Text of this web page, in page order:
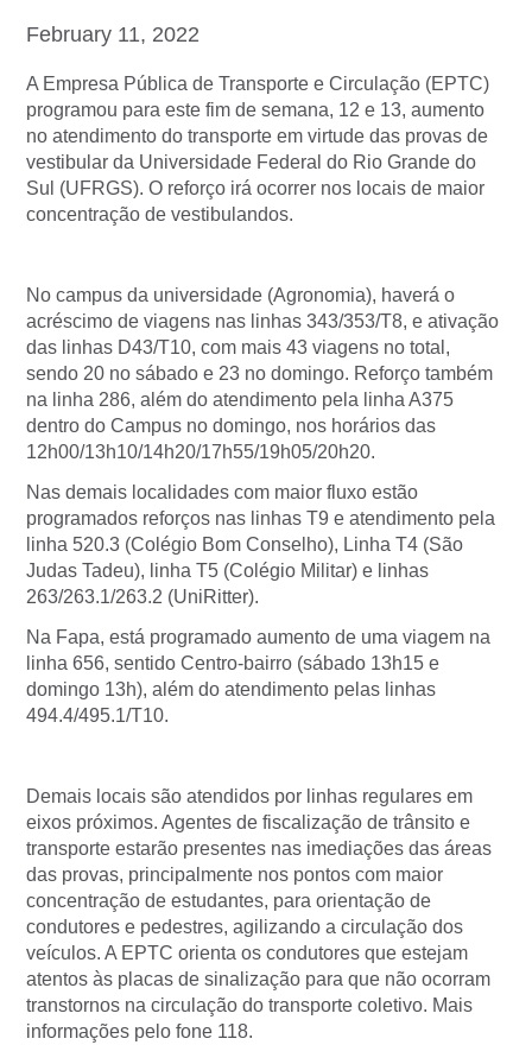
February 11, 2022
A Empresa Pública de Transporte e Circulação (EPTC)
programou para este fim de semana, 12 e 13, aumento
no atendimento do transporte em virtude das provas de
vestibular da Universidade Federal do Rio Grande do
Sul (UFRGS). O reforço irá ocorrer nos locais de maior
concentração de vestibulandos.
No campus da universidade (Agronomia), haverá o
acréscimo de viagens nas linhas 343/353/T8, e ativação
das linhas D43/T10, com mais 43 viagens no total,
sendo 20 no sábado e 23 no domingo. Reforço também
na linha 286, além do atendimento pela linha A375
dentro do Campus no domingo, nos horários das
12h00/13h10/14h20/17h55/19h05/20h20.
Nas demais localidades com maior fluxo estão
programados reforços nas linhas T9 e atendimento pela
linha 520.3 (Colégio Bom Conselho), Linha T4 (São
Judas Tadeu), linha T5 (Colégio Militar) e linhas
263/263.1/263.2 (UniRitter).
Na Fapa, está programado aumento de uma viagem na
linha 656, sentido Centro-bairro (sábado 13h15 e
domingo 13h), além do atendimento pelas linhas
494.4/495.1/T10.
Demais locais são atendidos por linhas regulares em
eixos próximos. Agentes de fiscalização de trânsito e
transporte estarão presentes nas imediações das áreas
das provas, principalmente nos pontos com maior
concentração de estudantes, para orientação de
condutores e pedestres, agilizando a circulação dos
veículos. A EPTC orienta os condutores que estejam
atentos às placas de sinalização para que não ocorram
transtornos na circulação do transporte coletivo. Mais
informações pelo fone 118.